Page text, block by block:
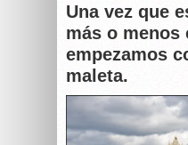
Una vez que
más o menos
empezamos
maleta.